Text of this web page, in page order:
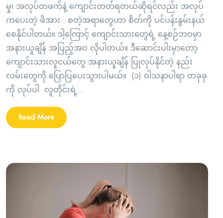
မှု၊ အလုပ်တဖက်နဲ့ ကျောင်းတတ်ရတယ်ဆိုရင်လည်း အလုပ်
ကပေးတဲ့ ဖိအား.. စတဲ့အရာတွေဟာ စိတ်ကို ပင်ပန်းနွမ်းနယ်
စေနိုင်ပါတယ်။ ဒါ့ကြောင့် ကျောင်းသားတွေရဲ့ နေ့စဉ်ဘဝမှာ
အနားယူချိန် အပြည့်အဝ လိုပါတယ်။ ဒီဆောင်းပါးမှာတော့
ကျောင်းသားလူငယ်တွေ အနားယူချိန် ပြုလုပ်နိုင်တဲ့ နည်း
လမ်းတွေကို ပြောပြပေးသွားပါမယ်။ (၁) ဝါသနာပါရာ တခုခု
ကို လုပ်ပါ လူတိုင်းရဲ့...
Read More